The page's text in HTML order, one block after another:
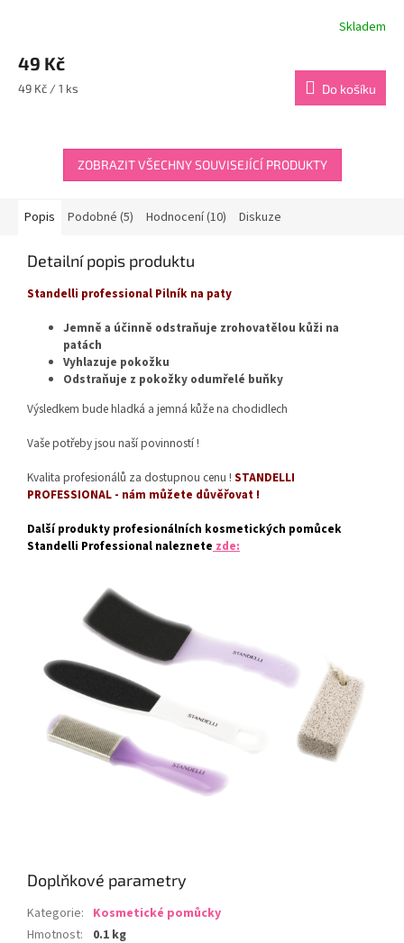
produktu
je
4,9
hvězdiček.
Skladem
49 Kč
Měrná
49 Kč / 1 ks Do košíku
ZOBRAZIT VŠECHNY SOUVISEJÍCÍ PRODUKTY
Popis Podobné (5) Hodnocení (10) Diskuze
Detailní popis produktu
Standelli professional Pilník na paty
Jemně a účinně odstraňuje zrohovatělou kůži na
patách
Vyhlazuje pokožku
Odstraňuje z pokožky odumřelé buňky
Výsledkem bude hladká a jemná kůže na chodidlech
Vaše potřeby jsou naší povinností !
Kvalita profesionálů za dostupnou cenu ! STANDELLI
PROFESSIONAL - nám můžete důvěřovat !
Další produkty profesionálních kosmetických pomůcek
Standelli Professional naleznete zde:
Doplňkové parametry
Kategorie: Kosmetické pomůcky
Hmotnost: 0.1 kg